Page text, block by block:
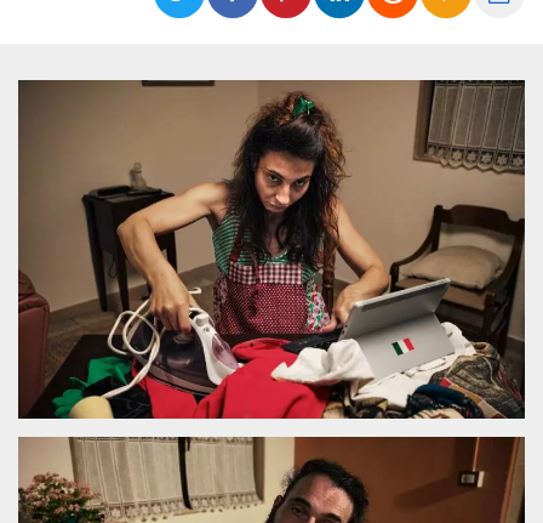
management. The website cannot be used
Name Expiration Description
Cloudflare,
Inc.
.oooh.events
This cookie
is used by
the
CloudFlare
identify
trusted web
traffic and
override any
security
restrictions
based on
the visitor's
IP address. It
is essential
for
supporting a
website's
features and
in providing
protection